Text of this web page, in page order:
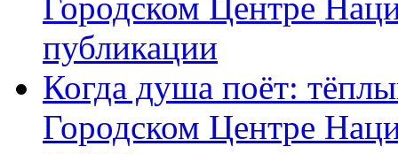
публикации
Когда душа поёт:
Городском Центре